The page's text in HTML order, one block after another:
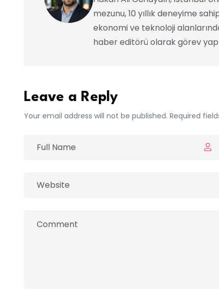
mezunu, 10 yıllık deneyime
ekonomi ve teknoloji
haber editörü olarak görev
Leave a Reply
Your email address will not be published. Required